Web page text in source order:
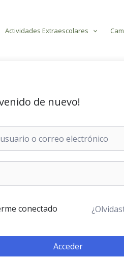
Actividades Extraescolares
de nuevo!
conectado
Acceder